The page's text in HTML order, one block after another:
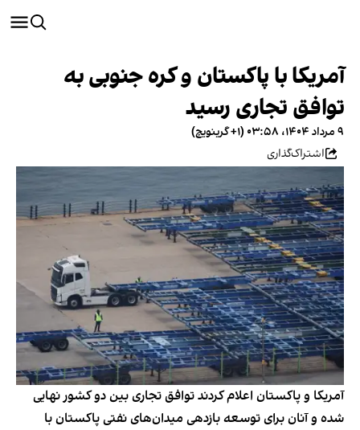
آمریکا با پاکستان و کره جنوبی به
توافق تجاری رسید
۹ مرداد ۱۴۰۴، ۰۳:۵۸ (‎+۱ گرینویچ)
اشتراک‌گذاری
آمریکا و پاکستان اعلام کردند توافق تجاری بین دو کشور نهایی
شده و آنان برای توسعه بازدهی میدان‌های نفتی پاکستان با